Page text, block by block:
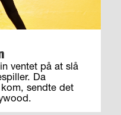
ventet på at slå
Da
sendte det